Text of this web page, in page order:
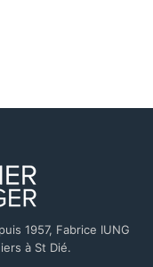
1957, Fabrice IUNG
à St Dié.